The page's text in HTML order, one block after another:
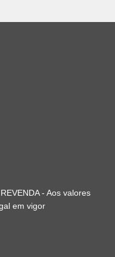
- Aos valores
em vigor